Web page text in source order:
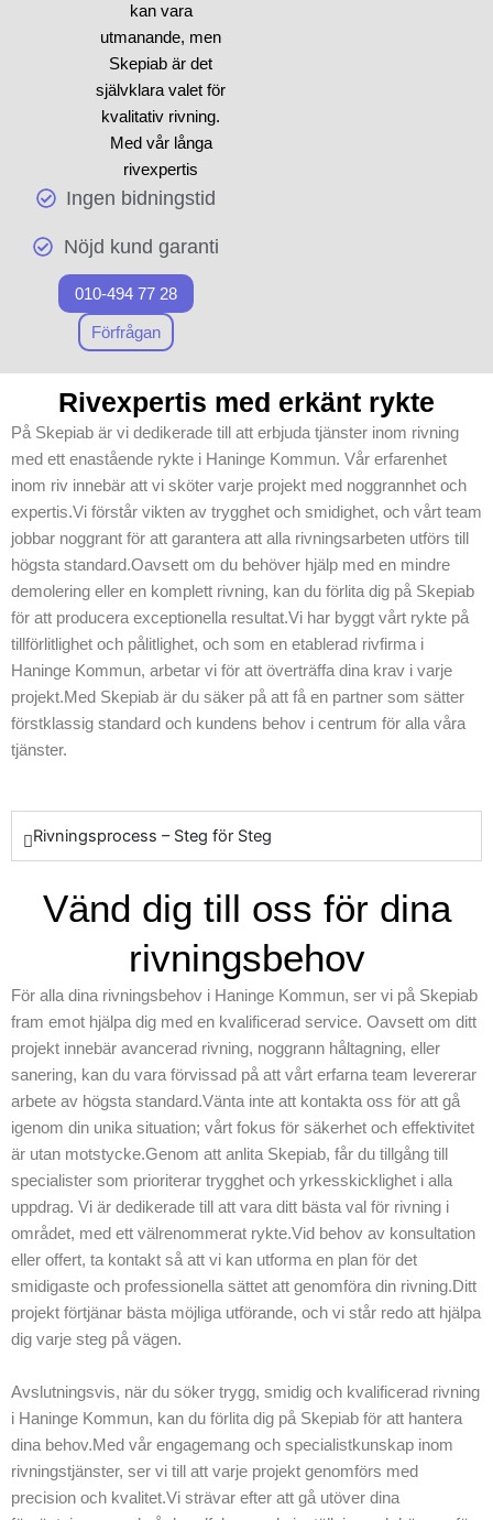
kan vara
utmanande, men
Skepiab är det
självklara valet för
kvalitativ rivning.
Med vår långa
rivexpertis
levererar vi att dina
med noggrannhet
och effektivitet.
Vår verksamhet i
Haninge Kommun
prioriterar på att
förstklassiga
tjänster, där
säkerhet och
noggrannhet alltid
står i centrum. Vi
vet hur viktigt det
är att att anpassa
våra metoder efter
varje enskilda
uppdrag, och vi
prioriterar alltid
kundens behov
som vår högsta
professionella
inställning och vårt
att leverera
resultat. Oavsett
om det handlar om
en mindre rivning
eller ett omfattande
projekt i Haninge
Kommun,
säkerställer vi att
våra kunder får
den bästa möjliga
upplevelsen.
Vårt arbetslag av
experter står redo
att hjälpa med sina
djupa kunskaper
och erfarenhet
vi är glada att vara
ledande inom
rivexpertis i
regionen.
Ingen bidningstid
Nöjd kund garanti
010-494 77 28
Förfrågan
Rivexpertis med erkänt rykte
På Skepiab är vi dedikerade till att erbjuda tjänster inom rivning
med ett enastående rykte i Haninge Kommun. Vår erfarenhet
inom riv innebär att vi sköter varje projekt med noggrannhet och
expertis.Vi förstår vikten av trygghet och smidighet, och vårt team
jobbar noggrant för att garantera att alla rivningsarbeten utförs till
högsta standard.Oavsett om du behöver hjälp med en mindre
demolering eller en komplett rivning, kan du förlita dig på Skepiab
för att producera exceptionella resultat.Vi har byggt vårt rykte på
tillförlitlighet och pålitlighet, och som en etablerad rivfirma i
Haninge Kommun, arbetar vi för att överträffa dina krav i varje
projekt.Med Skepiab är du säker på att få en partner som sätter
förstklassig standard och kundens behov i centrum för alla våra
tjänster.
Rivningsprocess – Steg för Steg
Vänd dig till oss för dina
rivningsbehov
För alla dina rivningsbehov i Haninge Kommun, ser vi på Skepiab
fram emot hjälpa dig med en kvalificerad service. Oavsett om ditt
projekt innebär avancerad rivning, noggrann håltagning, eller
sanering, kan du vara förvissad på att vårt erfarna team levererar
arbete av högsta standard.Vänta inte att kontakta oss för att gå
igenom din unika situation; vårt fokus för säkerhet och effektivitet
är utan motstycke.Genom att anlita Skepiab, får du tillgång till
specialister som prioriterar trygghet och yrkesskicklighet i alla
uppdrag. Vi är dedikerade till att vara ditt bästa val för rivning i
området, med ett välrenommerat rykte.Vid behov av konsultation
eller offert, ta kontakt så att vi kan utforma en plan för det
smidigaste och professionella sättet att genomföra din rivning.Ditt
projekt förtjänar bästa möjliga utförande, och vi står redo att hjälpa
dig varje steg på vägen.
Avslutningsvis, när du söker trygg, smidig och kvalificerad rivning
i Haninge Kommun, kan du förlita dig på Skepiab för att hantera
dina behov.Med vår engagemang och specialistkunskap inom
rivningstjänster, ser vi till att varje projekt genomförs med
precision och kvalitet.Vi strävar efter att gå utöver dina